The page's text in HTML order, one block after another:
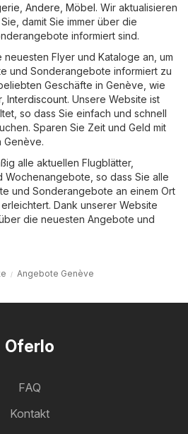
Andere Möbel. Wir aktualisieren
damit Sie immer über die
informiert sind.
Flyer und Kataloge an, um
und Sonderangebote informiert zu
Geschäfte in Genève, wie
, Interdiscount. Unsere Website ist
so dass Sie einfach und schnell
Sparen Sie Zeit und Geld mit
Genève.
alle aktuellen Flugblätter,
so dass Sie alle
und Sonderangebote an einem Ort
Dank unserer Website
die neuesten Angebote und
Angebote Genève
Oferlo
FAQ
Kontakt